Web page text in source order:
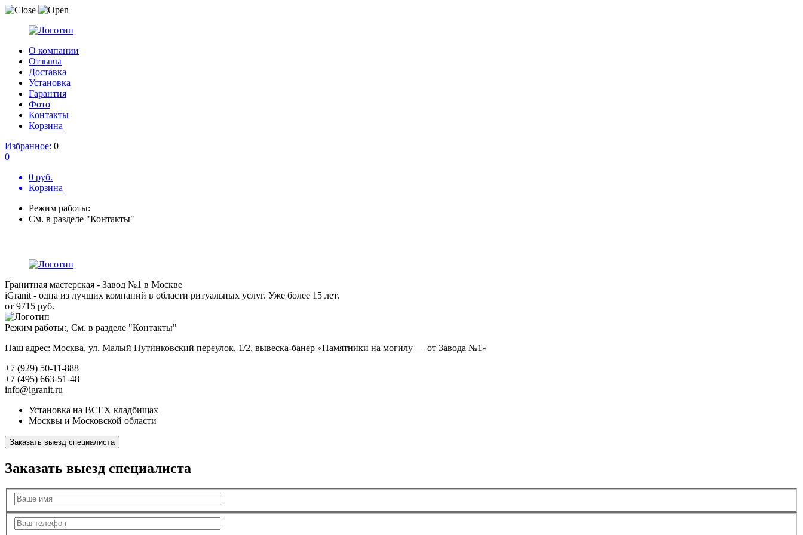
О компании
Отзывы
Доставка
Установка
Гарантия
Фото
Контакты
Корзина
Избранное: 0
0
0 руб.
Корзина
Режим работы:
См. в разделе "Контакты"
Гранитная мастерская - Завод №1 в Москве
iGranit - одна из лучших компаний в области ритуальных услуг. Уже более 15 лет.
от 9715 руб.
Режим работы:, См. в разделе "Контакты"
Наш адрес: Москва, ул. Малый Путинковский переулок, 1/2, вывеска-банер «Памятники на могилу — от Завода №1»
+7 (929) 50-11-888
+7 (495) 663-51-48
info@igranit.ru
Установка на ВСЕХ кладбищах
Москвы и Московской области
Заказать выезд специалиста
Заказать выезд специалиста